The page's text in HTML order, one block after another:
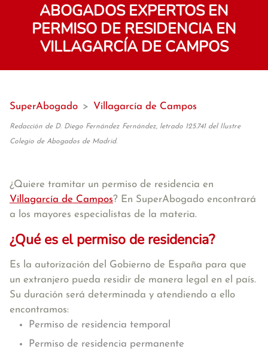
ABOGADOS EXPERTOS EN
PERMISO DE RESIDENCIA EN
VILLAGARCÍA DE CAMPOS
SuperAbogado > Villagarcía de Campos
Redacción de D. Diego Fernández Fernández, letrado 125.741 del Ilustre
Colegio de Abogados de Madrid.
¿Quiere tramitar un permiso de residencia en
Villagarcía de Campos? En SuperAbogado encontrará
a los mayores especialistas de la materia.
¿Qué es el permiso de residencia?
Es la autorización del Gobierno de España para que
un extranjero pueda residir de manera legal en el país.
Su duración será determinada y atendiendo a ello
encontramos:
Permiso de residencia temporal
Permiso de residencia permanente